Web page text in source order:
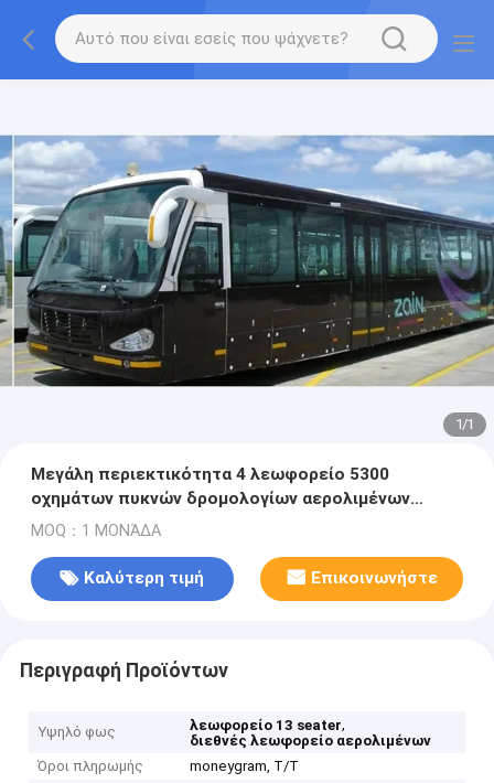
1/1
Μεγάλη περιεκτικότητα 4 λεωφορείο 5300
οχημάτων πυκνών δρομολογίων αερολιμένων
μηχανών diesel κτυπήματος
MOQ：1 ΜΟΝΆΔΑ
Καλύτερη τιμή Επικοινωνήστε
Περιγραφή Προϊόντων
Υψηλό φως λεωφορείο 13 seater,
διεθνές λεωφορείο αερολιμένων
Όροι πληρωμής
moneygram, T/T